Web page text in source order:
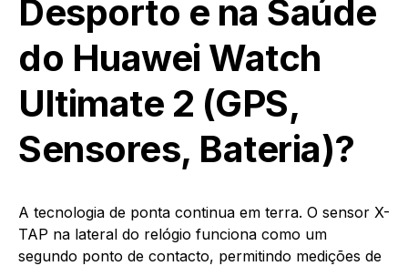
Desporto e na Saúde
do Huawei Watch
Ultimate 2 (GPS,
Sensores, Bateria)?
A tecnologia de ponta continua em terra. O sensor X-
TAP na lateral do relógio funciona como um
segundo ponto de contacto, permitindo medições de